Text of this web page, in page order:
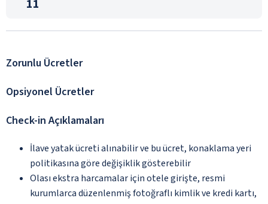
11
Zorunlu Ücretler
Opsiyonel Ücretler
Check-in Açıklamaları
İlave yatak ücreti alınabilir ve bu ücret, konaklama yeri
politikasına göre değişiklik gösterebilir
Olası ekstra harcamalar için otele girişte, resmi
kurumlarca düzenlenmiş fotoğraflı kimlik ve kredi kartı,